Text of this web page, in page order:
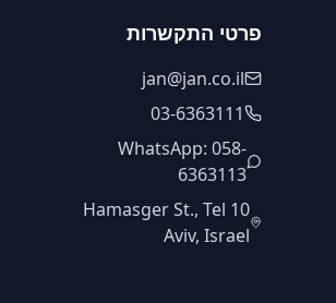
פרטי התקשרות
jan@jan.co.il
03-6363111
WhatsApp: 058-
6363113
10 Hamasger St., Tel
Aviv, Israel